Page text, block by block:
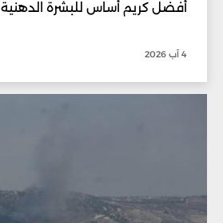
أفضل كريم أساس للبشرة الدهنية
4 آب 2026